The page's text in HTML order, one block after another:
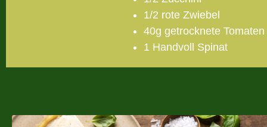
1/2 rote Zwiebel
40g getrocknete Tomaten
1 Handvoll Spinat